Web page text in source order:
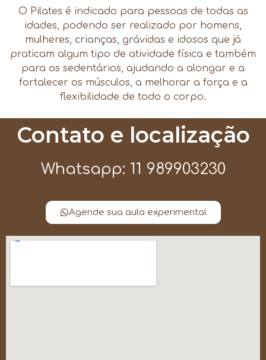
O Pilates é indicado para pessoas de todas as
idades, podendo ser realizado por homens,
mulheres, crianças, grávidas e idosos que já
praticam algum tipo de atividade física e também
para os sedentários, ajudando a alongar e a
fortalecer os músculos, a melhorar a força e a
flexibilidade de todo o corpo.
Contato e localização
Whatsapp: 11 989903230
Agende sua aula experimental